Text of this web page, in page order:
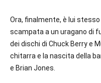
Ora, finalmente, è lui
scampata a un uragano di
dei dischi di Chuck Berry e
chitarra e la nascita della
e Brian Jones.